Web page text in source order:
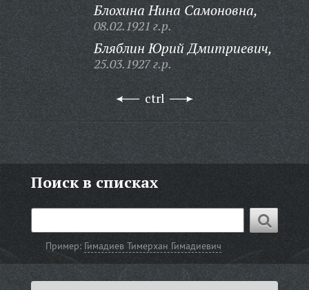
Блохина Нина Самоновна,
08.02.1921 г.р.
Бляблин Юрий Дмитриевич,
25.03.1927 г.р.
ctrl
Поиск в списках
Пример: Гимадиев Тимерхан Гимадиевич